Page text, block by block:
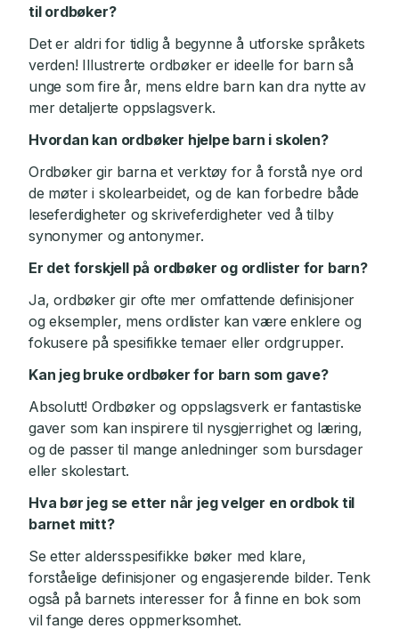
til ordbøker?
Det er aldri for tidlig å begynne å utforske språkets
verden! Illustrerte ordbøker er ideelle for barn så
unge som fire år, mens eldre barn kan dra nytte av
mer detaljerte oppslagsverk.
Hvordan kan ordbøker hjelpe barn i skolen?
Ordbøker gir barna et verktøy for å forstå nye ord
de møter i skolearbeidet, og de kan forbedre både
leseferdigheter og skriveferdigheter ved å tilby
synonymer og antonymer.
Er det forskjell på ordbøker og ordlister for barn?
Ja, ordbøker gir ofte mer omfattende definisjoner
og eksempler, mens ordlister kan være enklere og
fokusere på spesifikke temaer eller ordgrupper.
Kan jeg bruke ordbøker for barn som gave?
Absolutt! Ordbøker og oppslagsverk er fantastiske
gaver som kan inspirere til nysgjerrighet og læring,
og de passer til mange anledninger som bursdager
eller skolestart.
Hva bør jeg se etter når jeg velger en ordbok til
barnet mitt?
Se etter aldersspesifikke bøker med klare,
forståelige definisjoner og engasjerende bilder. Tenk
også på barnets interesser for å finne en bok som
vil fange deres oppmerksomhet.